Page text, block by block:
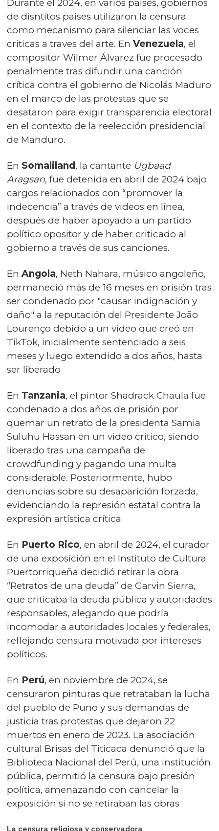
Durante el 2024, en varios países, gobiernos
de disntitos paises utilizaron la censura
como mecanismo para silenciar las voces
criticas a traves del arte. En Venezuela, el
compositor Wilmer Álvarez fue procesado
penalmente tras difundir una canción
crítica contra el gobierno de Nicolás Maduro
en el marco de las protestas que se
desataron para exigir transparencia electoral
en el contexto de la reelección presidencial
de Manduro.
En Somaliland , la cantante Ugbaad
Aragsan, fue detenida en abril de 2024 bajo
cargos relacionados con “promover la
indecencia” a través de videos en línea,
después de haber apoyado a un partido
político opositor y de haber criticado al
gobierno a través de sus canciones.
En Angola, Neth Nahara, músico angoleño,
permaneció más de 16 meses en prisión tras
ser condenado por "causar indignación y
daño" a la reputación del Presidente João
Lourenço debido a un video que creó en
TikTok, inicialmente sentenciado a seis
meses y luego extendido a dos años, hasta
ser liberado
En Tanzania, el pintor Shadrack Chaula fue
condenado a dos años de prisión por
quemar un retrato de la presidenta Samia
Suluhu Hassan en un video crítico, siendo
liberado tras una campaña de
crowdfunding y pagando una multa
considerable. Posteriormente, hubo
denuncias sobre su desaparición forzada,
evidenciando la represión estatal contra la
expresión artística crítica
En Puerto Rico, en abril de 2024, el curador
de una exposición en el Instituto de Cultura
Puertorriqueña decidió retirar la obra
“Retratos de una deuda” de Garvin Sierra,
que criticaba la deuda pública y autoridades
responsables, alegando que podría
incomodar a autoridades locales y federales,
reflejando censura motivada por intereses
políticos.
En Perú, en noviembre de 2024, se
censuraron pinturas que retrataban la lucha
del pueblo de Puno y sus demandas de
justicia tras protestas que dejaron 22
muertos en enero de 2023. La asociación
cultural Brisas del Titicaca denunció que la
Biblioteca Nacional del Perú, una institución
pública, permitió la censura bajo presión
política, amenazando con cancelar la
exposición si no se retiraban las obras